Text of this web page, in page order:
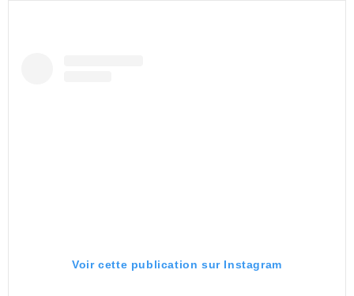
Voir cette publication sur Instagram